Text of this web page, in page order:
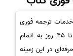
خدمات ترجمه فوری
استفاده شود، می‌توان این فرایند را ظرف 30 تا 45 روز به اتمام
در این زمینه